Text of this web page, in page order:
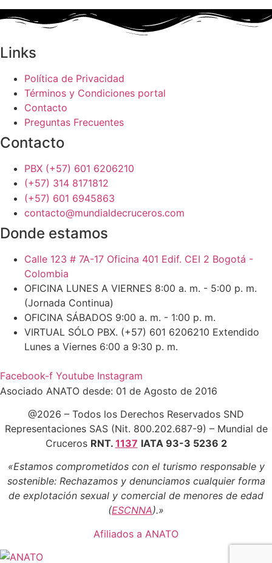
Links
Política de Privacidad
Términos y Condiciones portal
Contacto
Preguntas Frecuentes
Contacto
PBX (+57) 601 6206210
(+57) 314 8171812
(+57) 601 6945863
contacto@mundialdecruceros.com
Donde estamos
Calle 123 # 7A-17 Oficina 401 Edif. CEI 2 Bogotá -
Colombia
OFICINA LUNES A VIERNES 8:00 a. m. - 5:00 p. m.
(Jornada Continua)
OFICINA SÁBADOS 9:00 a. m. - 1:00 p. m.
VIRTUAL SÓLO PBX. (+57) 601 6206210 Extendido
Lunes a Viernes 6:00 a 9:30 p. m.
Facebook-f Youtube Instagram
Asociado ANATO desde: 01 de Agosto de 2016
@2026 – Todos los Derechos Reservados SND
Representaciones SAS (Nit. 800.202.687-9) – Mundial de
Cruceros RNT. 1137 IATA 93-3 5236 2
«Estamos comprometidos con el turismo responsable y
sostenible: Rechazamos y denunciamos cualquier forma
de explotación sexual y comercial de menores de edad
(ESCNNA).»
Afiliados a ANATO